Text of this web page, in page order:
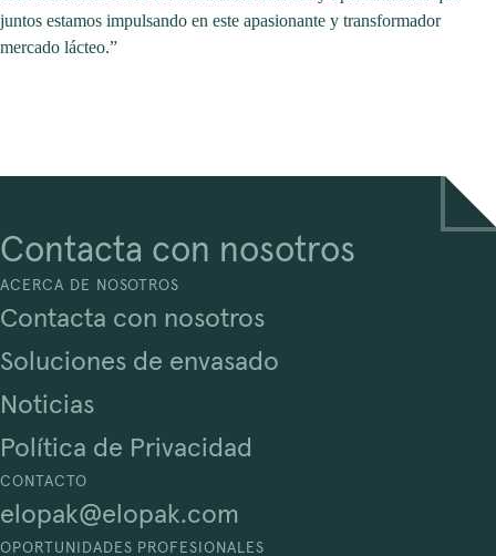
juntos estamos impulsando en este apasionante y transformador
mercado lácteo.”
Contacta con nosotros
ACERCA DE NOSOTROS
Contacta con nosotros
Soluciones de envasado
Noticias
Política de Privacidad
CONTACTO
elopak@elopak.com
OPORTUNIDADES PROFESIONALES